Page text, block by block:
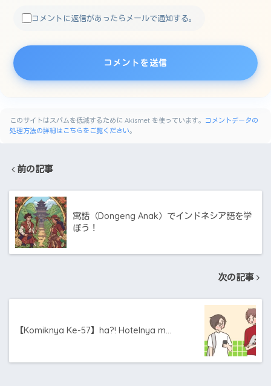
コメントに返信があったらメールで通知する。
このサイトはスパムを低減するために Akismet を使っています。 コメントデータの
処理方法の詳細はこちらをご覧ください。
前の記事
寓話（Dongeng Anak）でインドネシア語を学
ぼう！
次の記事
【Komiknya Ke-57】ha?! Hotelnya m…